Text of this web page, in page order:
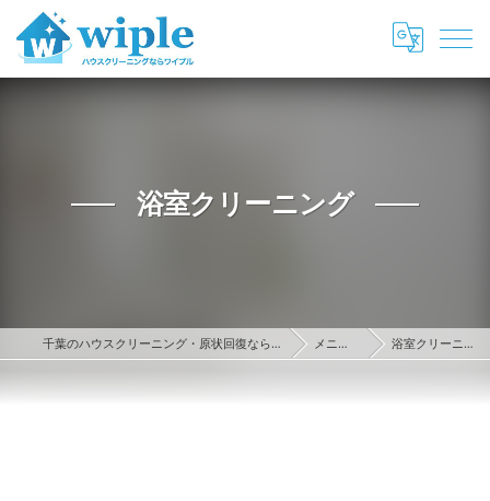
浴室クリーニング
千葉のハウスクリーニング・原状回復ならwiple メニュー 浴室クリーニング